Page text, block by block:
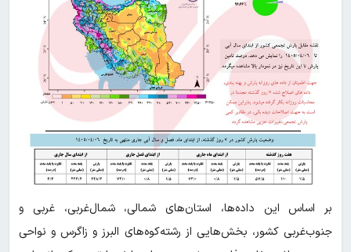
بر اساس این داده‌ها، استان‌های شمالی، شمال‌غربی، غربی و
جنوب‌غربی کشور، بخش‌هایی از رشته‌کوه‌های البرز و زاگرس و نواحی